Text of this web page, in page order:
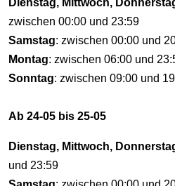
Dienstag, Mittwoch,
zwischen 00:00 und 23:59
Samstag: zwischen 00:00 und
Montag: zwischen 06:00 und
Sonntag: zwischen 09:00 und
Ab 24-05 bis 25-05
Dienstag, Mittwoch,
und 23:59